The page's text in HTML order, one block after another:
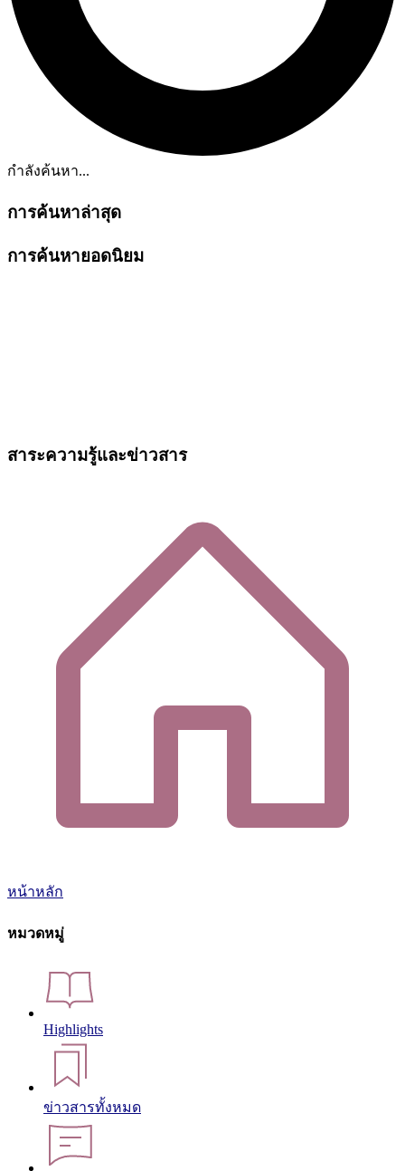
กำลังค้นหา...
การค้นหาล่าสุด
การค้นหายอดนิยม
สาระความรู้และข่าวสาร
หน้าหลัก
หมวดหมู่
Highlights
ข่าวสารทั้งหมด